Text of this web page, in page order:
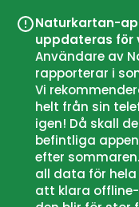
Naturkartan-
uppdateras för
Användare av
rapporterar i
Vi
helt från sin
igen! Då skall
befintliga
efter
all data för
att klara